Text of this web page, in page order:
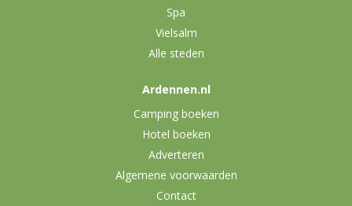
Spa
Vielsalm
Alle steden
Ardennen.nl
Camping boeken
Hotel boeken
Adverteren
Algemene voorwaarden
Contact